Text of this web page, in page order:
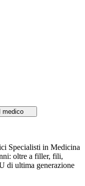
medico
Specialisti in Medicina
oltre a filler, fili,
di ultima generazione